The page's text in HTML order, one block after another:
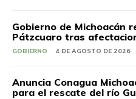
Gobierno de Michoacán
Pátzcuaro tras
GOBIERNO 4 DE AGOSTO DE 2026
Anuncia Conagua
para el rescate del río